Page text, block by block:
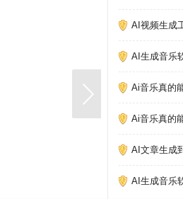
AI视频生成
AI生成音乐
Ai音乐真的
Ai音乐真的
AI文章生成
AI生成音乐